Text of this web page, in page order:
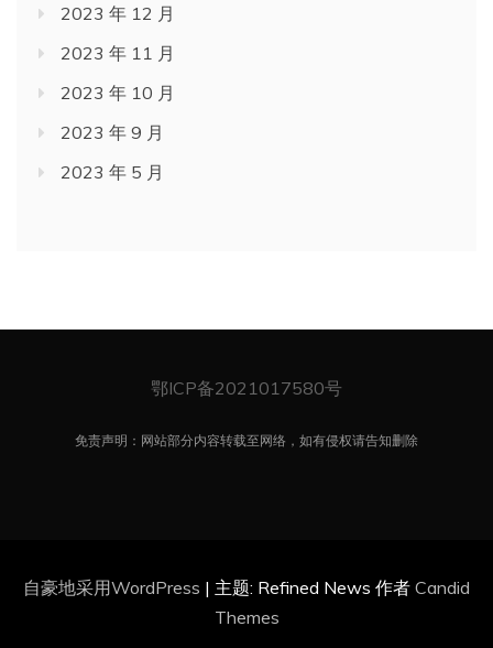
2023 年 12 月
2023 年 11 月
2023 年 10 月
2023 年 9 月
2023 年 5 月
鄂ICP备2021017580号
免责声明：网站部分内容转载至网络，如有侵权请告知删除
自豪地采用WordPress | 主题: Refined News 作者 Candid
Themes